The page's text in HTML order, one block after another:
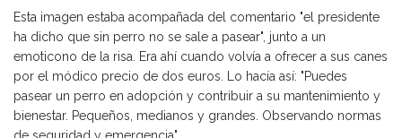
Esta imagen estaba acompañada del comentario "el presidente
ha dicho que sin perro no se sale a pasear", junto a un
emoticono de la risa. Era ahí cuando volvía a ofrecer a sus canes
por el módico precio de dos euros. Lo hacía así: "Puedes
pasear un perro en adopción y contribuir a su mantenimiento y
bienestar. Pequeños, medianos y grandes. Observando normas